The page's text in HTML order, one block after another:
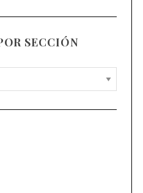
SECCIÓN